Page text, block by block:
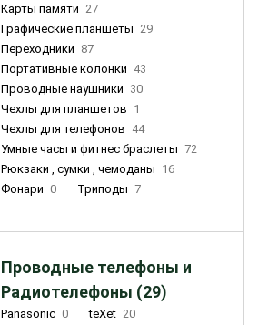
Карты памяти 27
Графические планшеты 29
Переходники 87
Портативные колонки 43
Проводные наушники 30
Чехлы для планшетов 1
Чехлы для телефонов 44
Умные часы и фитнес браслеты 72
Рюкзаки , сумки , чемоданы 16
Фонари 0 Триподы 7
Проводные телефоны и
Радиотелефоны (29)
Panasonic 0 teXet 20